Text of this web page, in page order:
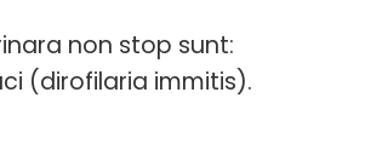
non stop sunt:
(dirofilaria immitis).